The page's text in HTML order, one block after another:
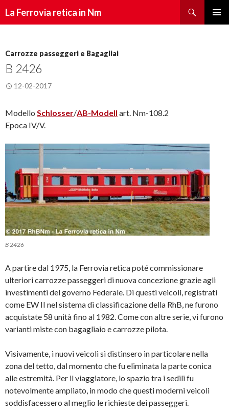
La Ferrovia retica in Nm
Carrozze passeggeri e Bagagliai
B 2426
12-02-2017
Modello Schlosser/AB-Modell art. Nm-108.2
Epoca IV/V.
B 2426
A partire dal 1975, la Ferrovia retica poté commissionare
ulteriori carrozze passeggeri di nuova concezione grazie agli
investimenti del governo Federale. Di questi veicoli, registrati
come EW II nel sistema di classificazione della RhB, ne furono
acquistate 58 unità fino al 1982. Come con altre serie, vi furono
varianti miste con bagagliaio e carrozze pilota.
Visivamente, i nuovi veicoli si distinsero in particolare nella
zona del tetto, dal momento che fu eliminata la parte conica
alle estremità. Per il viaggiatore, lo spazio tra i sedili fu
notevolmente ampliato, in modo che questi moderni veicoli
soddisfacessero al meglio le richieste dei passeggeri.